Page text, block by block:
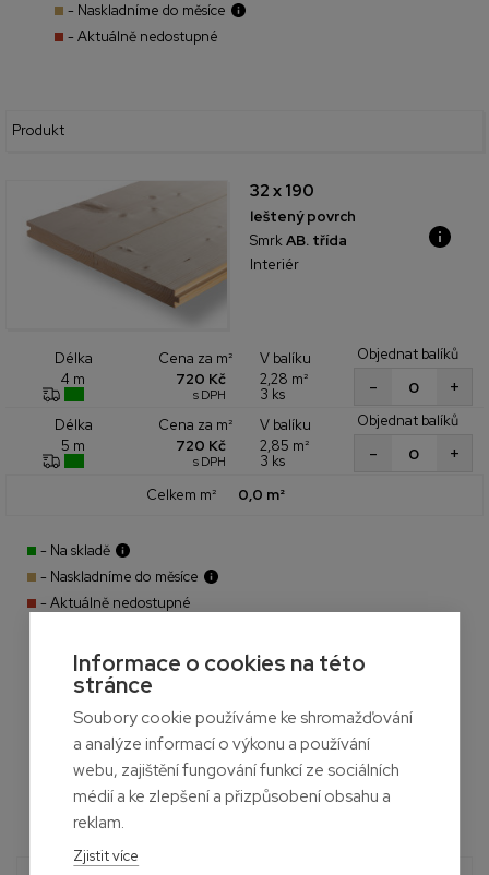
- Naskladníme do měsíce
- Aktuálně nedostupné
Produkt
32 x 190
leštený povrch
SmrkAB. třída
Interiér
Délka
4 m
Cena za m²
720 Kč
s DPH
V balíku
2,28 m²
3 ks
Objednat balíků
+
-
Délka
5 m
Cena za m²
720 Kč
s DPH
V balíku
2,85 m²
3 ks
Objednat balíků
+
-
Celkem m² 0,0 m²
- Na skladě
- Naskladníme do měsíce
- Aktuálně nedostupné
Informace o cookies na této
stránce
Soubory cookie používáme ke shromažďování
a analýze informací o výkonu a používání
webu, zajištění fungování funkcí ze sociálních
médií a ke zlepšení a přizpůsobení obsahu a
reklam.
Zjistit více